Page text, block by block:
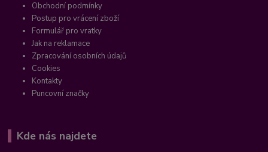
Obchodní podmínky
Postup pro vrácení zboží
Formulář pro vratky
Jak na reklamace
Zpracování osobních údajů
Cookies
Kontakty
Puncovní značky
Kde nás najdete